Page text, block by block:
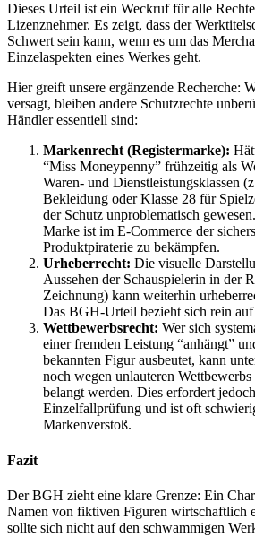
Dieses Urteil ist ein Weckruf für alle
Lizenznehmer. Es zeigt, dass der
Schwert sein kann, wenn es um das
Einzelaspekten eines Werkes geht.
Hier greift unsere ergänzende Recherche:
versagt, bleiben andere Schutzrechte
Händler essentiell sind:
Markenrecht (Registermarke):
“Miss Moneypenny” frühzeitig als
Waren- und Dienstleistungsklassen
Bekleidung oder Klasse 28 für
der Schutz unproblematisch
Marke ist im E-Commerce der
Produktpiraterie zu bekämpfen.
Urheberrecht: Die visuelle
Aussehen der Schauspielerin in der
Zeichnung) kann weiterhin
Das BGH-Urteil bezieht sich rein auf
Wettbewerbsrecht: Wer sich
einer fremden Leistung “anhängt”
bekannten Figur ausbeutet, kann
noch wegen unlauteren
belangt werden. Dies erfordert
Einzelfallprüfung und ist oft
Markenverstoß.
Fazit
Der BGH zieht eine klare Grenze: Ein
Namen von fiktiven Figuren wirtschaftlich
sollte sich nicht auf den schwammigen